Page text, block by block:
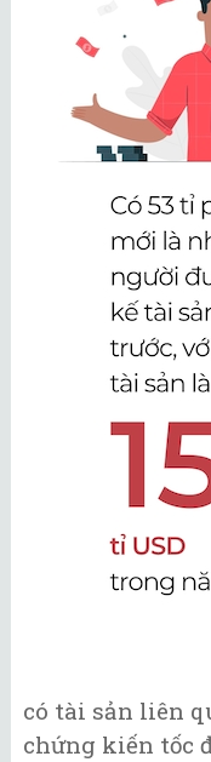
có tài sản liên
chứng kiến tốc